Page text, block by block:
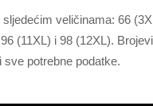
veličinama: 66
(11XL) i 98 (12XL).
potrebne podatke.